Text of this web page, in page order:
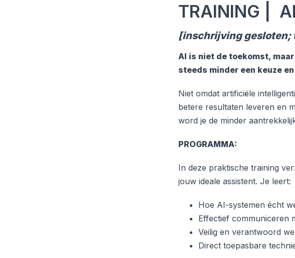
TRAINING |
[inschrijving gesloten;
AI is niet de toekomst,
steeds minder een keuze
Niet omdat artificiële
betere resultaten leveren en
word je de minder
PROGRAMMA:
In deze praktische training
jouw ideale assistent. Je leert:
Hoe AI-systemen écht
Effectief communiceren
Veilig en verantwoord
Direct toepasbare